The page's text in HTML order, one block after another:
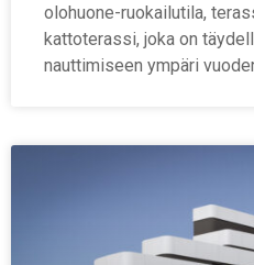
olohuone-ruokailutila,
kattoterassi, joka on
nauttimiseen ympäri